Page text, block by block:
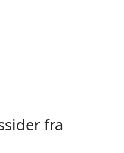
fra